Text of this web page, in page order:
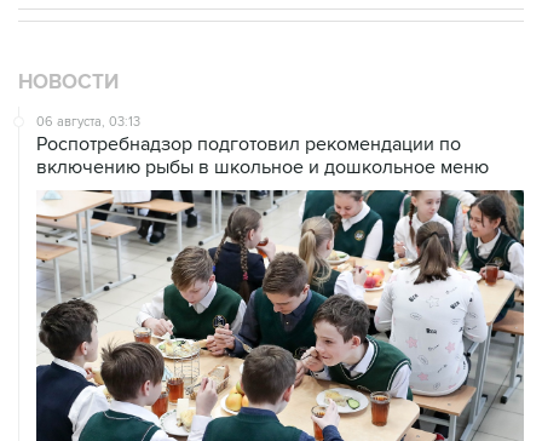
НОВОСТИ
06 августа, 03:13
Роспотребнадзор подготовил рекомендации по
включению рыбы в школьное и дошкольное меню